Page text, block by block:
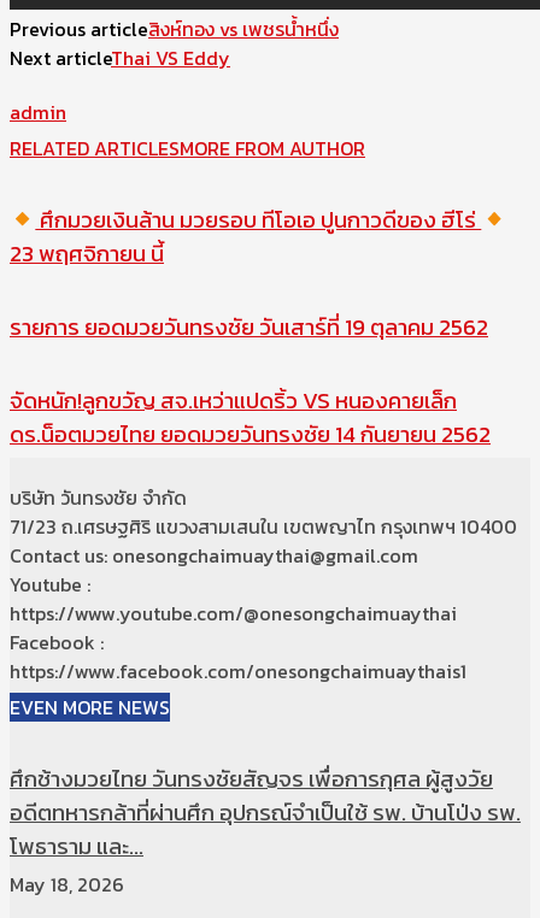
Previous articleสิงห์ทอง vs เพชรน้ำหนึ่ง
Next articleThai VS Eddy
admin
RELATED ARTICLESMORE FROM AUTHOR
ศึกมวยเงินล้าน มวยรอบ ทีโอเอ ปูนกาวดีของ ฮีโร่
23 พฤศจิกายน นี้
รายการ ยอดมวยวันทรงชัย วันเสาร์ที่ 19 ตุลาคม 2562
จัดหนัก!ลูกขวัญ สจ.เหว่าแปดริ้ว VS หนองคายเล็ก
ดร.น็อตมวยไทย ยอดมวยวันทรงชัย 14 กันยายน 2562
บริษัท วันทรงชัย จำกัด
71/23 ถ.เศรษฐศิริ แขวงสามเสนใน เขตพญาไท กรุงเทพฯ 10400
Contact us: onesongchaimuaythai@gmail.com
Youtube :
https://www.youtube.com/@onesongchaimuaythai
Facebook :
https://www.facebook.com/onesongchaimuaythais1
EVEN MORE NEWS
ศึกช้างมวยไทย วันทรงชัยสัญจร เพื่อการกุศล ผู้สูงวัย
อดีตทหารกล้าที่ผ่านศึก อุปกรณ์จำเป็นใช้ รพ. บ้านโป่ง รพ.
โพธาราม และ...
May 18, 2026